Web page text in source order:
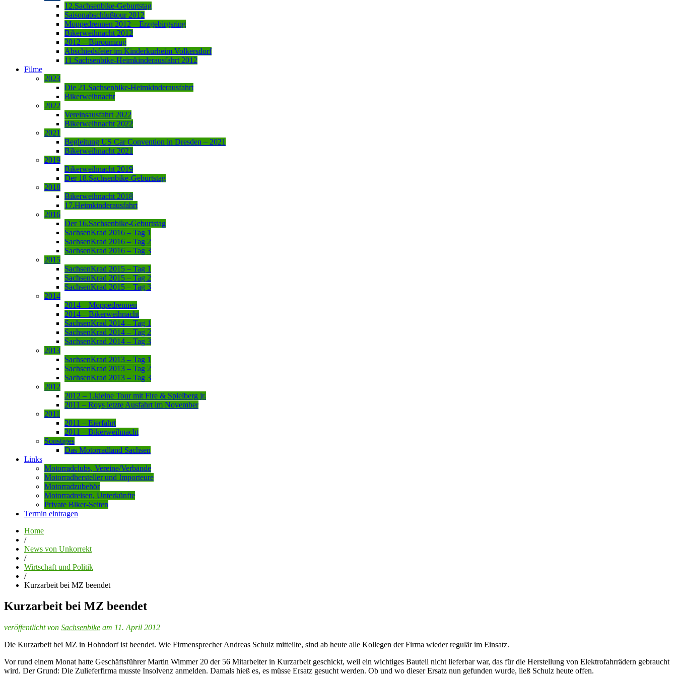
12.Sachsenbike-Geburtstag
Saisonabschlußtour 2012
Moppedrennen 2012 – Erzgebirgsring
Bikerweihnacht 2012
2012 – Büroumzug
Abschiedsfeier im Kinderkurheim Volkersdorf
11.Sachsenbike-Heimkinderausfahrt 2012
Filme
2023
Die 21.Sachsenbike-Heimkinderausfahrt
Bikerweihnacht
2022
Vereinsausfahrt 2022
Bikerweihnacht 2022
2021
Begleitung US Car Convention in Dresden – 2021
Bikerweihnacht 2021
2019
Bikerweihnacht 2019
Der 18.Sachsenbike-Geburtstag
2018
Bikerweihnacht 2018
17.Heimkinderausfahrt
2016
Der 16.Sachsenbike-Geburtstag
SachsenKrad 2016 – Tag 1
SachsenKrad 2016 – Tag 2
SachsenKrad 2016 – Tag 3
2015
SachsenKrad 2015 – Tag 1
SachsenKrad 2015 – Tag 2
SachsenKrad 2015 – Tag 3
2014
2014 – Moppedrennen
2014 – Bikerweihnacht
SachsenKrad 2014 – Tag 1
SachsenKrad 2014 – Tag 2
SachsenKrad 2014 – Tag 3
2013
SachsenKrad 2013 – Tag 1
SachsenKrad 2013 – Tag 2
SachsenKrad 2013 – Tag 3
2012
2012 – 1.kleine Tour mit Fire & Spielberg jr.
2011 – Roys letzte Ausfahrt im November
2011
2011 – Eierfahrt
2011 – Bikerweihnacht
Sonstiges
Das Motorradland Sachsen
Links
Motorradclubs, Vereine/Verbände
Motorradhersteller und Importeure
Motorradzubehör
Motorradreisen, Unterkünfte
Private Biker-Seiten
Termin eintragen
Home
/
News von Unkorrekt
/
Wirtschaft und Politik
/
Kurzarbeit bei MZ beendet
Kurzarbeit bei MZ beendet
veröffentlicht von Sachsenbike am 11. April 2012
Die Kurzarbeit bei MZ in Hohndorf ist beendet. Wie Firmensprecher Andreas Schulz mitteilte, sind ab heute alle Kollegen der Firma wieder regulär im Einsatz.
Vor rund einem Monat hatte Geschäftsführer Martin Wimmer 20 der 56 Mitarbeiter in Kurzarbeit geschickt, weil ein wichtiges Bauteil nicht lieferbar war, das für die Herstellung von Elektrofahrrädern gebraucht
wird. Der Grund: Die Zulieferfirma musste Insolvenz anmelden. Damals hieß es, es müsse Ersatz gesucht werden. Ob und wo dieser Ersatz nun gefunden wurde, ließ Schulz heute offen.